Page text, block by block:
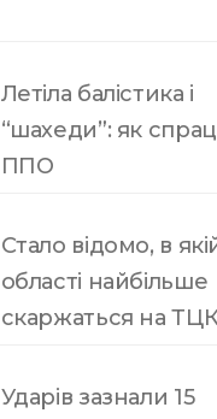
Летіла балістика і
“шахеди”: як
ППО
Стало відомо, в
області найбільше
скаржаться на
Ударів зазнали 15